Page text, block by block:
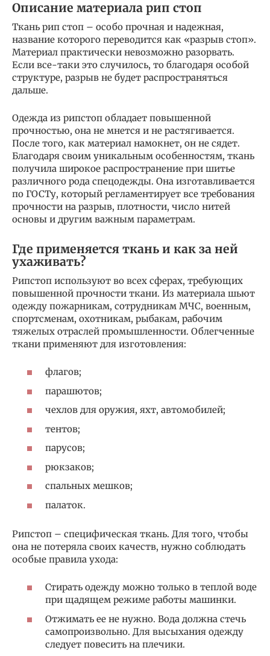
Описание материала рип стоп
Ткань рип стоп – особо прочная и надежная,
название которого переводится как «разрыв стоп».
Материал практически невозможно разорвать.
Если все-таки это случилось, то благодаря особой
структуре, разрыв не будет распространяться
дальше.
Одежда из рипстоп обладает повышенной
прочностью, она не мнется и не растягивается.
После того, как материал намокнет, он не сядет.
Благодаря своим уникальным особенностям, ткань
получила широкое распространение при шитье
различного рода спецодежды. Она изготавливается
по ГОСТу, который регламентирует все требования
прочности на разрыв, плотности, число нитей
основы и другим важным параметрам.
Где применяется ткань и как за ней
ухаживать?
Рипстоп используют во всех сферах, требующих
повышенной прочности ткани. Из материала шьют
одежду пожарникам, сотрудникам МЧС, военным,
спортсменам, охотникам, рыбакам, рабочим
тяжелых отраслей промышленности. Облегченные
ткани применяют для изготовления:
флагов;
парашютов;
чехлов для оружия, яхт, автомобилей;
тентов;
парусов;
рюкзаков;
спальных мешков;
палаток.
Рипстоп – специфическая ткань. Для того, чтобы
она не потеряла своих качеств, нужно соблюдать
особые правила ухода:
Стирать одежду можно только в теплой воде
при щадящем режиме работы машинки.
Отжимать ее не нужно. Вода должна стечь
самопроизвольно. Для высыхания одежду
следует повесить на плечики.